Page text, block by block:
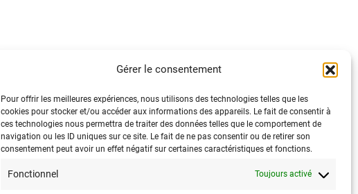
Gérer le consentement
Pour offrir les meilleures expériences, nous utilisons des technologies telles que les
cookies pour stocker et/ou accéder aux informations des appareils. Le fait de consentir à
ces technologies nous permettra de traiter des données telles que le comportement de
navigation ou les ID uniques sur ce site. Le fait de ne pas consentir ou de retirer son
consentement peut avoir un effet négatif sur certaines caractéristiques et fonctions.
Fonctionnel Toujours activé